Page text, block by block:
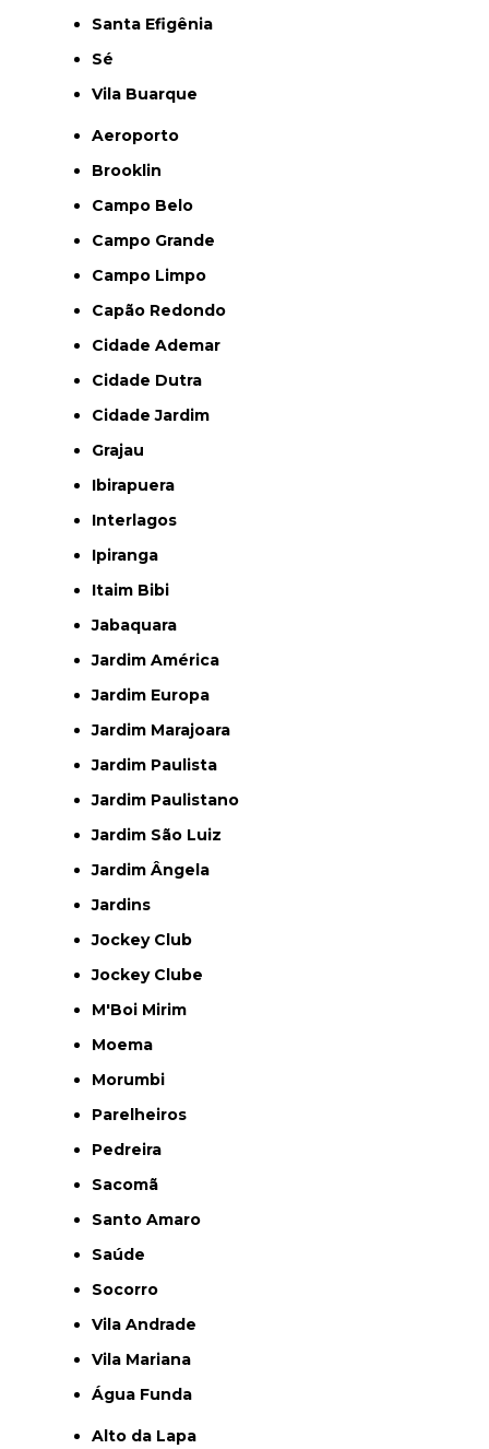
Santa Efigênia
Sé
Vila Buarque
Aeroporto
Brooklin
Campo Belo
Campo Grande
Campo Limpo
Capão Redondo
Cidade Ademar
Cidade Dutra
Cidade Jardim
Grajau
Ibirapuera
Interlagos
Ipiranga
Itaim Bibi
Jabaquara
Jardim América
Jardim Europa
Jardim Marajoara
Jardim Paulista
Jardim Paulistano
Jardim São Luiz
Jardim Ângela
Jardins
Jockey Club
Jockey Clube
M'Boi Mirim
Moema
Morumbi
Parelheiros
Pedreira
Sacomã
Santo Amaro
Saúde
Socorro
Vila Andrade
Vila Mariana
Água Funda
Alto da Lapa